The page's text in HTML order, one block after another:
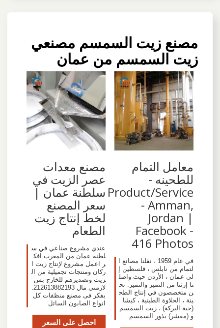
مصنع زيت السمسم مصنعي
زيت السمسم من عمان
‫معامل التمام
للطحينه -
Product/Service
- Amman,
Jordan |
Facebook -
416 Photos‬
في عام 1959 ، نقلنا مصانع ا
لتمام من نابلس ، فلسطين إ
لى عمان ، الأردن حيث واصل
نا إرثنا من التميز والتميز. نح
ن متخصصون في إنتاج الطح
ينة ، الحلاوة الطينية ، كيشا
(حبة البركة) ، زيت السمسم
و (مقشر) بذور السمسم.
مصنع معدات
عصر الزيت في
سلطنة عمان |
سعر المصنع
لخط إنتاج زيت
الطعام
عندي مشروع صناعي في س
لطنة عمان من المغرب افك
ر اعمل مشروع لإنتاج زيت ا
ركان ومنتجات تجميلية من ال
زيت وتصديرهم للخارج بس
لازمني مال 212613882193.
بفكر فى مصنع منظفات كل
انواع الصابون السائل
احصل على السعر